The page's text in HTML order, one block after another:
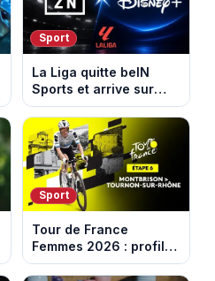
Sport
La Liga quitte beIN
Sports et arrive sur
DAZN et Disney+ en
France
Sport
Tour de France
Femmes 2026 : profil
et horaires de la 6e